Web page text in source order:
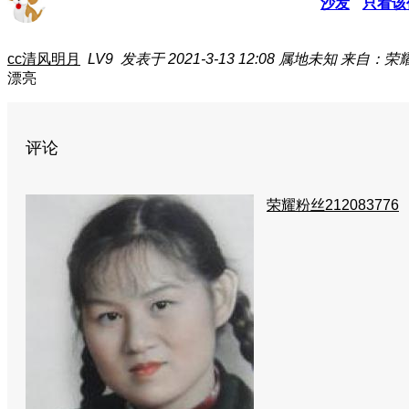
沙发 只看
cc清风明月 LV9 发表于 2021-3-13 12:08 属地未知 来自：荣
漂亮
评论
荣耀粉丝212083776